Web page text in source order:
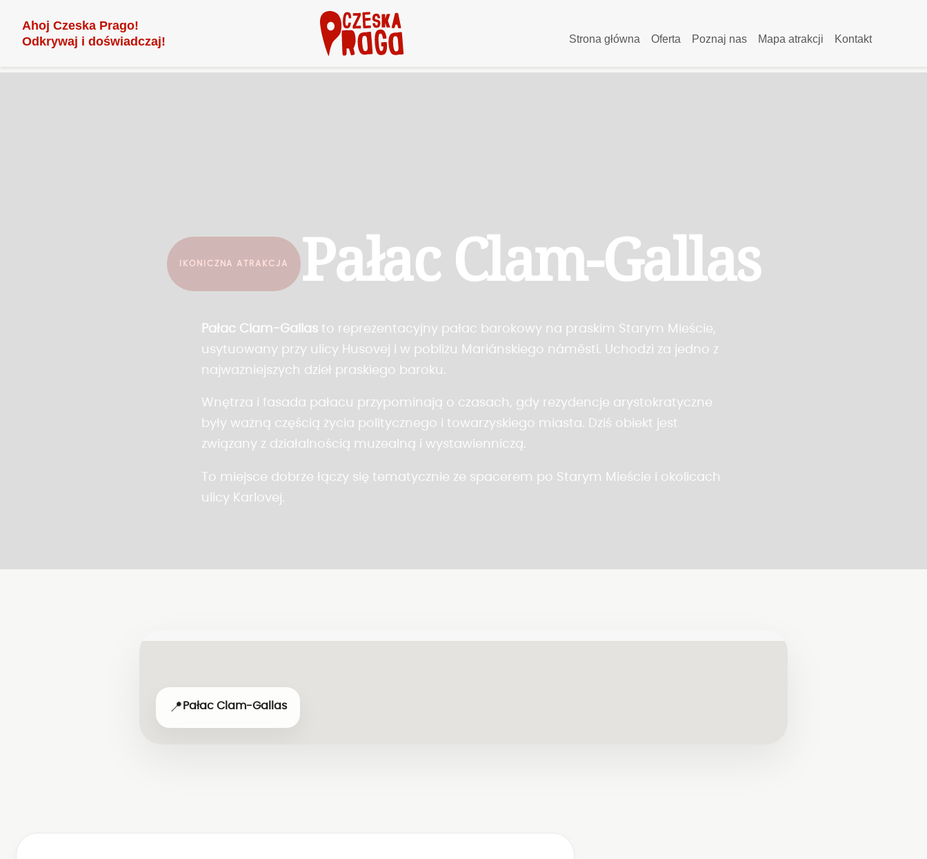
Ahoj Czeska Prago!
Odkrywaj i doświadczaj!
Strona główna Oferta Poznaj nas Mapa atrakcji Kontakt
IKONICZNA ATRAKCJA Pałac Clam-Gallas
Pałac Clam-Gallas to reprezentacyjny pałac barokowy na praskim Starym Mieście,
usytuowany przy ulicy Husovej i w pobliżu Mariánskiego náměstí. Uchodzi za jedno z
najważniejszych dzieł praskiego baroku.
Wnętrza i fasada pałacu przypominają o czasach, gdy rezydencje arystokratyczne
były ważną częścią życia politycznego i towarzyskiego miasta. Dziś obiekt jest
związany z działalnością muzealną i wystawienniczą.
To miejsce dobrze łączy się tematycznie ze spacerem po Starym Mieście i okolicach
ulicy Karlovej.
📍 Pałac Clam-Gallas